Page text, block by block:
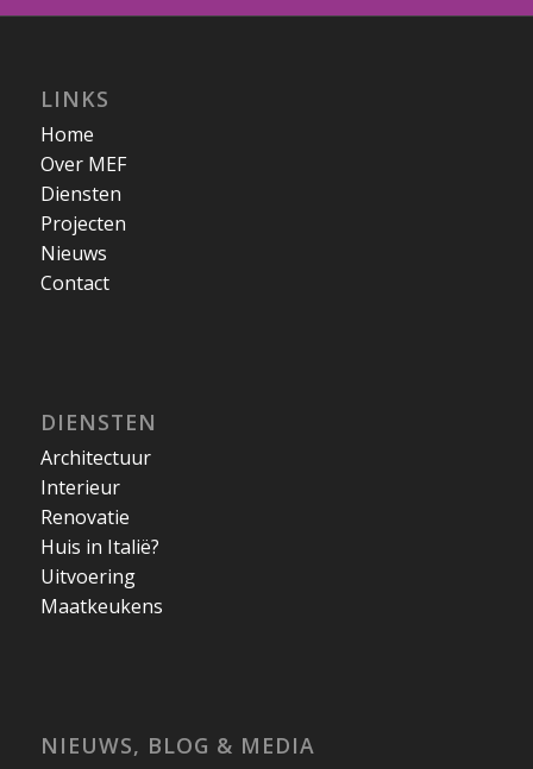
LINKS
Home
Over MEF
Diensten
Projecten
Nieuws
Contact
DIENSTEN
Architectuur
Interieur
Renovatie
Huis in Italië?
Uitvoering
Maatkeukens
NIEUWS, BLOG & MEDIA